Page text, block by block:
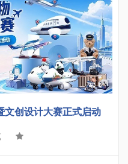
文创设计大赛正式启动